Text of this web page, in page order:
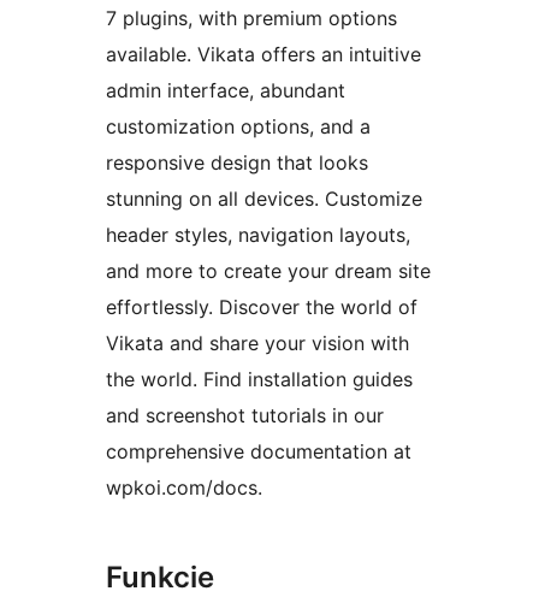
7 plugins, with premium options
available. Vikata offers an intuitive
admin interface, abundant
customization options, and a
responsive design that looks
stunning on all devices. Customize
header styles, navigation layouts,
and more to create your dream site
effortlessly. Discover the world of
Vikata and share your vision with
the world. Find installation guides
and screenshot tutorials in our
comprehensive documentation at
wpkoi.com/docs.
Funkcie